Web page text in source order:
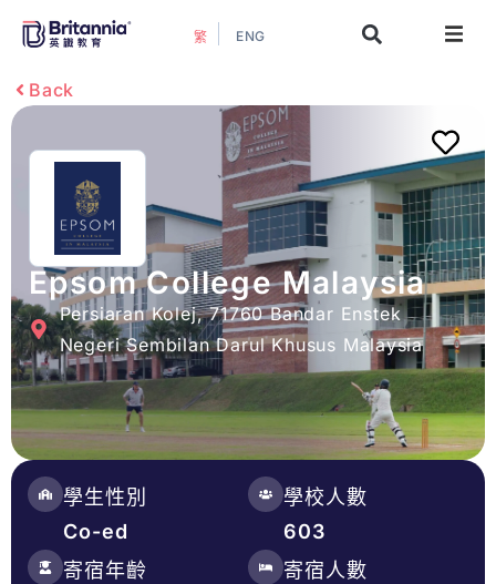
繁 ENG
最新活動
升學指南
升學資訊
增值服務
預約諮詢
Back
Epsom College Malaysia
Persiaran Kolej, 71760 Bandar Enstek
Negeri Sembilan Darul Khusus Malaysia
學生性別
Co-ed
寄宿年齡
學校人數
603
寄宿人數